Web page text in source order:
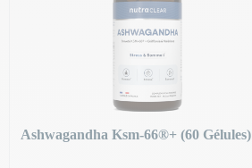
Ashwagandha Ksm-66®+ (60 Gélules)